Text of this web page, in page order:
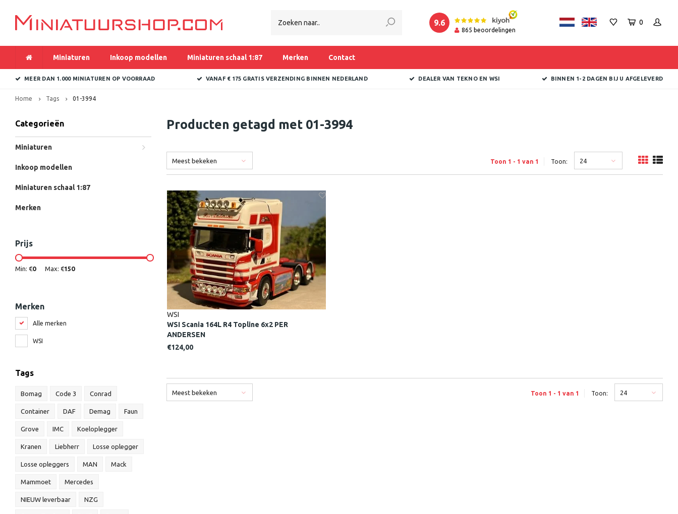
9.6
865 beoordelingen
0
Miniaturen Inkoop modellen Miniaturen schaal 1:87 Merken Contact
MEER DAN 1.000 MINIATUREN OP VOORRAAD VANAF € 175 GRATIS VERZENDING BINNEN NEDERLAND DEALER VAN TEKNO EN WSI BINNEN 1-2 DAGEN BIJ U AFGELEVERD
Home Tags 01-3994
Categorieën
Miniaturen
Inkoop modellen
Miniaturen schaal 1:87
Merken
Prijs
Min: €0 Max: €150
Merken
Alle merken
WSI
Tags
Bomag Code 3 Conrad
Container DAF Demag Faun
Grove IMC Koeloplegger
Kranen Liebherr Losse oplegger
Losse opleggers MAN Mack
Mammoet Mercedes
NIEUW leverbaar NZG
Producten getagd met 01-3994
Meest bekeken Toon 1 - 1 van 1 Toon: 24
WSI
WSI Scania 164L R4 Topline 6x2 PER
ANDERSEN
€124,00
Meest bekeken Toon 1 - 1 van 1 Toon: 24